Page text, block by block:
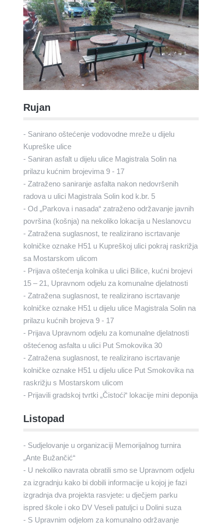
Rujan
- Sanirano oštećenje vodovodne mreže u dijelu
Kupreške ulice
- Saniran asfalt u dijelu ulice Magistrala Solin na
prilazu kućnim brojevima 9 - 17
- Zatraženo saniranje asfalta nakon nedovršenih
radova u ulici Magistrala Solin kod k.br. 5
- Od „Parkova i nasada“ zatraženo održavanje javnih
površina (košnja) na nekoliko lokacija u Neslanovcu
- Zatražena suglasnost, te realizirano iscrtavanje
kolničke oznake H51 u Kupreškoj ulici pokraj raskrižja
sa Mostarskom ulicom
- Prijava oštećenja kolnika u ulici Bilice, kućni brojevi
15 – 21, Upravnom odjelu za komunalne djelatnosti
- Zatražena suglasnost, te realizirano iscrtavanje
kolničke oznake H51 u dijelu ulice Magistrala Solin na
prilazu kućnih brojeva 9 - 17
- Prijava Upravnom odjelu za komunalne djelatnosti
oštećenog asfalta u ulici Put Smokovika 30
- Zatražena suglasnost, te realizirano iscrtavanje
kolničke oznake H51 u dijelu ulice Put Smokovika na
raskrižju s Mostarskom ulicom
- Prijavili gradskoj tvrtki „Čistoći“ lokacije mini deponija
Listopad
- Sudjelovanje u organizaciji Memorijalnog turnira
„Ante Bužančić“
- U nekoliko navrata obratili smo se Upravnom odjelu
za izgradnju kako bi dobili informacije u kojoj je fazi
izgradnja dva projekta rasvjete: u dječjem parku
ispred škole i oko DV Veseli patuljci u Dolini suza
- S Upravnim odjelom za komunalno održavanje